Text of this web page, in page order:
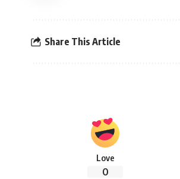
Share This Article
Love
0